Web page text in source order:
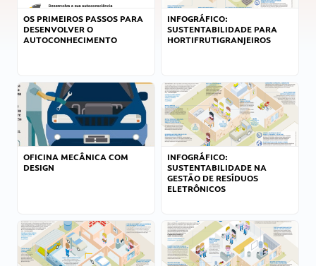
OS PRIMEIROS PASSOS PARA
DESENVOLVER O
AUTOCONHECIMENTO
INFOGRÁFICO:
SUSTENTABILIDADE PARA
HORTIFRUTIGRANJEIROS
OFICINA MECÂNICA COM
DESIGN
INFOGRÁFICO:
SUSTENTABILIDADE NA
GESTÃO DE RESÍDUOS
ELETRÔNICOS